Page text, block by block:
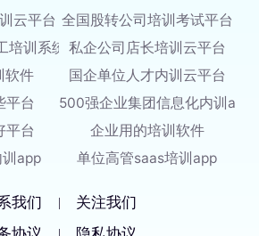
云平台 全国股转公司培训考试平台
训系统 私企公司店长培训云平台
软件
国企单位人才内训云平台
平台
500强企业集团信息化内训app
平台
企业用的培训软件
app
单位高管saas培训app
我们 |
关注我们